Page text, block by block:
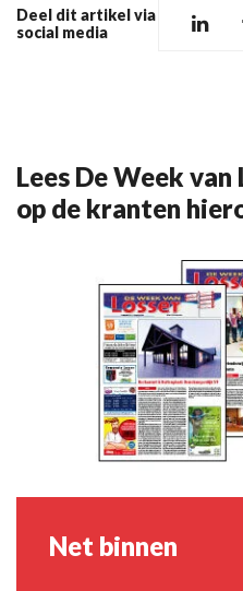
Deel dit artikel via
social media
Lees De Week
op de kranten
Net binnen